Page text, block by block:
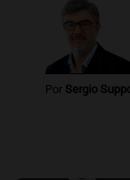
Por Sergio